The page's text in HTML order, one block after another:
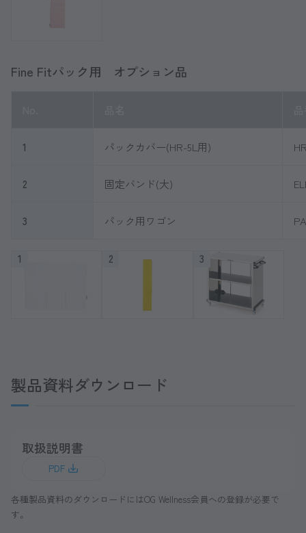
Fine Fitパック用 オプション品
1 パックカバー(HR-5L用)
2 固定バンド(大)
3 パック用ワゴン
1 2 3
製品資料ダウンロード
取扱説明書
PDF
各種製品資料のダウンロードにはOG Wellness会員への登録が必要で
す。